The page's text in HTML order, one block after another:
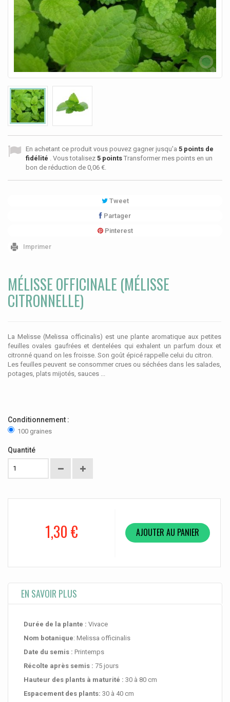
En achetant ce produit vous pouvez gagner jusqu'a 5 points de
fidélité . Vous totalisez 5 points Transformer mes points en un
bon de réduction de 0,06 €.
Tweet
Partager
Pinterest
Imprimer
MÉLISSE OFFICINALE (MÉLISSE
CITRONNELLE)
La Melisse (Melissa officinalis) est une plante aromatique aux petites
feuilles ovales gaufrées et dentelées qui exhalent un parfum doux et
citronné quand on les froisse. Son goût épicé rappelle celui du citron.
Les feuilles peuvent se consommer crues ou séchées dans les salades,
potages, plats mijotés, sauces ...
Conditionnement :
100 graines
Quantité
1,30 € AJOUTER AU PANIER
EN SAVOIR PLUS
Durée de la plante : Vivace
Nom botanique: Melissa officinalis
Date du semis : Printemps
Récolte après semis : 75 jours
Hauteur des plants à maturité : 30 à 80 cm
Espacement des plants: 30 à 40 cm